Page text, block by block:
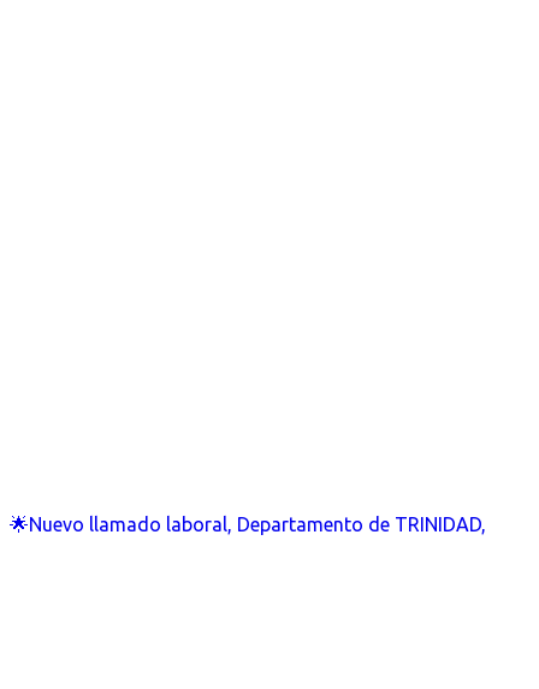
🌟Nuevo llamado laboral, Departamento de TRINIDAD,